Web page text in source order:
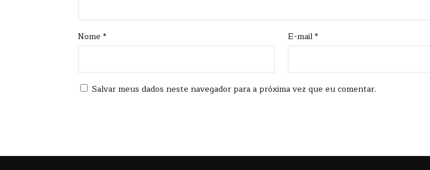
Nome * E-mail*
Salvar meus dados neste navegador para a próxima vez que eu comentar.